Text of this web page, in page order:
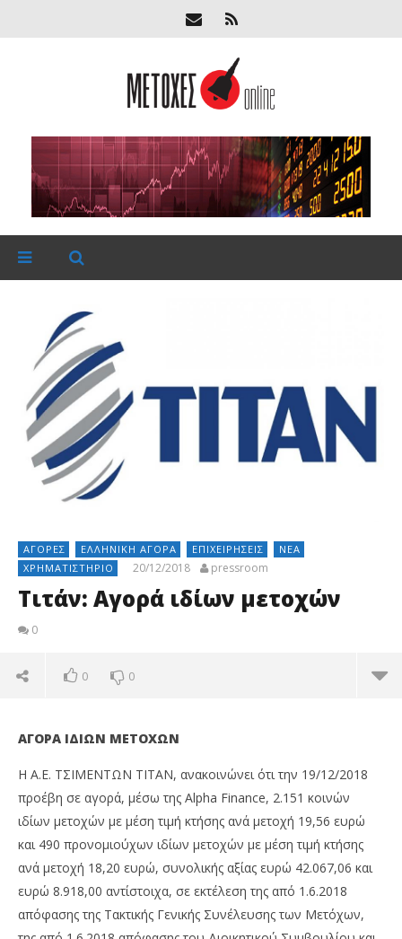
ΑΓΟΡΈΣ ΕΛΛΗΝΙΚΉ ΑΓΟΡΆ ΕΠΙΧΕΙΡΉΣΕΙΣ
ΝΈΑ
ΧΡΗΜΑΤΙΣΤΉΡΙΟ
20/12/2018 pressroom
Τιτάν: Αγορά ιδίων μετοχών
0
0 0
ΑΓΟΡΑ ΙΔΙΩΝ ΜΕΤΟΧΩΝ
H A.E. ΤΣΙΜΕΝΤΩΝ ΤΙΤΑΝ, ανακοινώνει ότι την 19/12/2018
προέβη σε αγορά, μέσω της Alpha Finance, 2.151 κοινών
ιδίων μετοχών με μέση τιμή κτήσης ανά μετοχή 19,56 ευρώ
και 490 προνομιούχων ιδίων μετοχών με μέση τιμή κτήσης
ανά μετοχή 18,20 ευρώ, συνολικής αξίας ευρώ 42.067,06 και
ευρώ 8.918,00 αντίστοιχα, σε εκτέλεση της από 1.6.2018
απόφασης της Τακτικής Γενικής Συνέλευσης των Μετόχων,